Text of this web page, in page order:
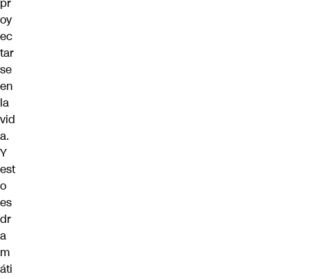
oy
ec
tar
se
en
la
vid
a.
Y
est
o
es
dr
a
m
áti